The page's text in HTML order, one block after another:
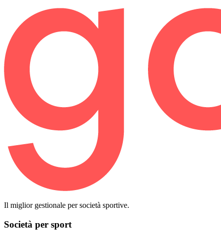
Il miglior gestionale per società sportive.
Società per sport